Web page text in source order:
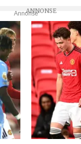
Annonse